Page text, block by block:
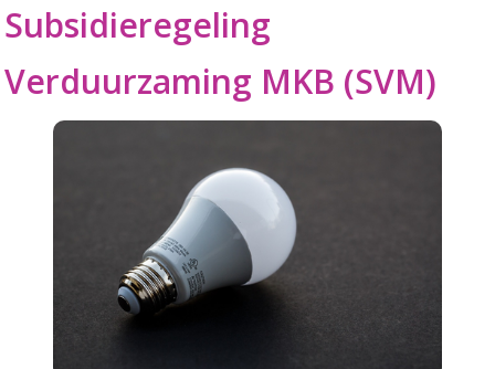
Subsidieregeling
Verduurzaming MKB (SVM)